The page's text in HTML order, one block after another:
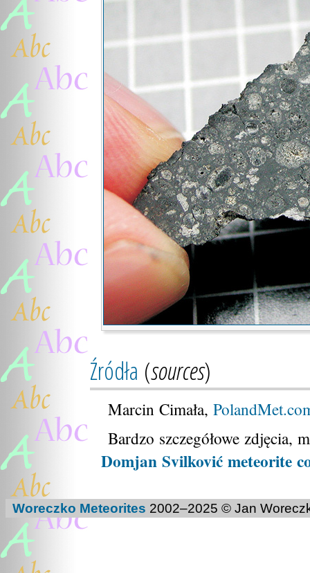
Źródła (sources)
Marcin Cimała,
Bardzo szczegółowe
Domjan Svilković meteorite
Woreczko Meteorites 2002–2025 © Jan